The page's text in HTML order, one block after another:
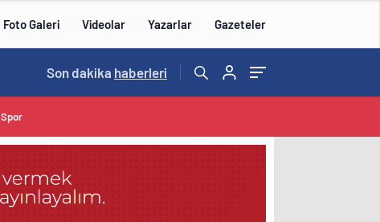
Foto Galeri Videolar Yazarlar Gazeteler
Son dakika haberleri
Spor